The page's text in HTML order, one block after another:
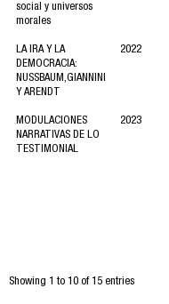
social y universos
morales
LA IRA Y LA
DEMOCRACIA:
NUSSBAUM,GIANNINI
Y ARENDT
2022
MODULACIONES
NARRATIVAS DE LO
TESTIMONIAL
2023
Showing 1 to 10 of 15 entries